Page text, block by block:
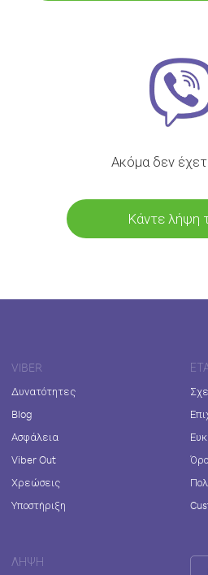
Ακόμα δεν
Κάντε λήψη
VIBER
Δυνατότητες
Blog
Ασφάλεια
Viber Out
Χρεώσεις
Υποστήριξη
ΛΉΨΗ